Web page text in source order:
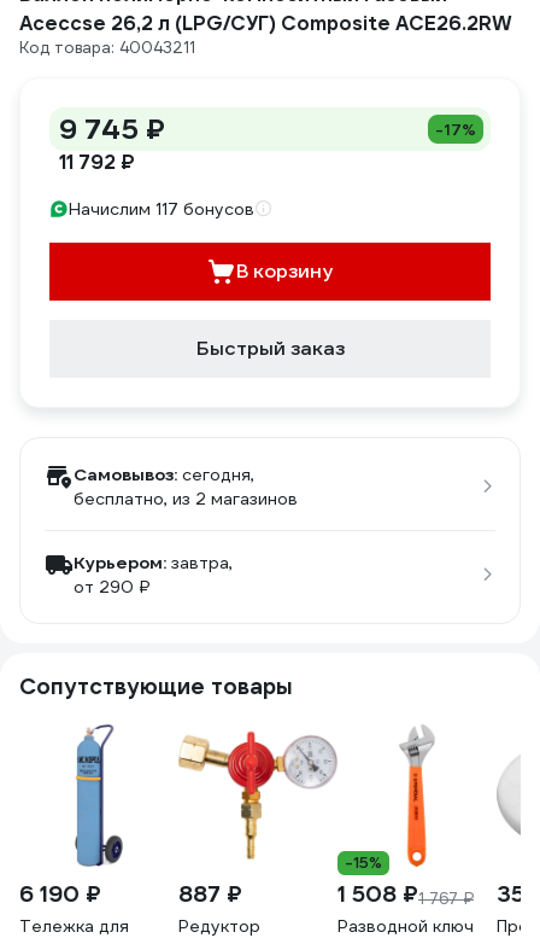
Aceccse 26,2 л (LPG/СУГ) Composite ACE26.2RW
Код товара: 40043211
9 745 ₽ -17%
11 792 ₽
Начислим 117 бонусов
В корзину
Быстрый заказ
Самовывоз: сегодня,
бесплатно, из 2 магазинов
Курьером: завтра,
от 290 ₽
Сопутствующие товары
6 190 ₽
Тележка для
887 ₽
Редуктор
-15%
1 508 ₽1 767 ₽
Разводной ключ
35